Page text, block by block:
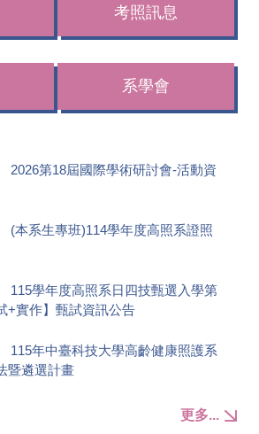
考照訊息
系學會
2026第18屆國際學術研討會-活動資
(本系生專班)114學年度高照系證照
115學年度高照系日四技甄選入學第
+實作】甄試資訊公告
115年中臺科技大學高齡健康照護系
暨遴選計畫
更多...